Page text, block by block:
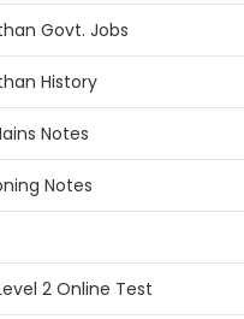
Govt. Jobs
History
Notes
Notes
2 Online Test